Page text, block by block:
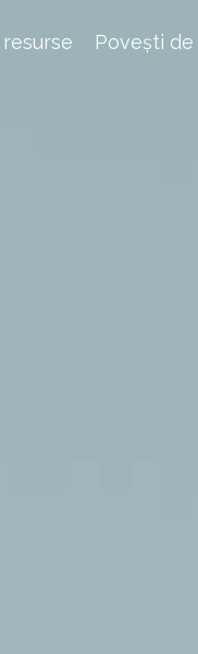
Povești de